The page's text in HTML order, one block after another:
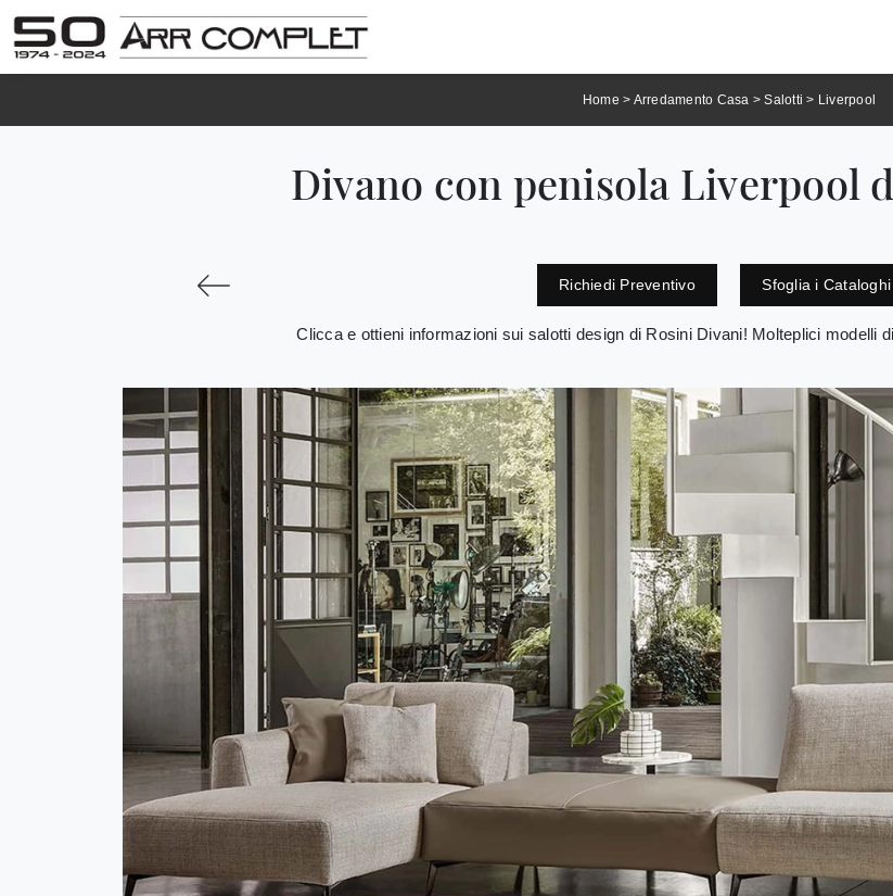
Home > Arredamento Casa >Salotti > Liverpool
Divano con penisola Liverpool
Richiedi Preventivo Sfoglia i Cataloghi
Clicca e ottieni informazioni sui salotti design di Rosini Divani! Molteplici modelli